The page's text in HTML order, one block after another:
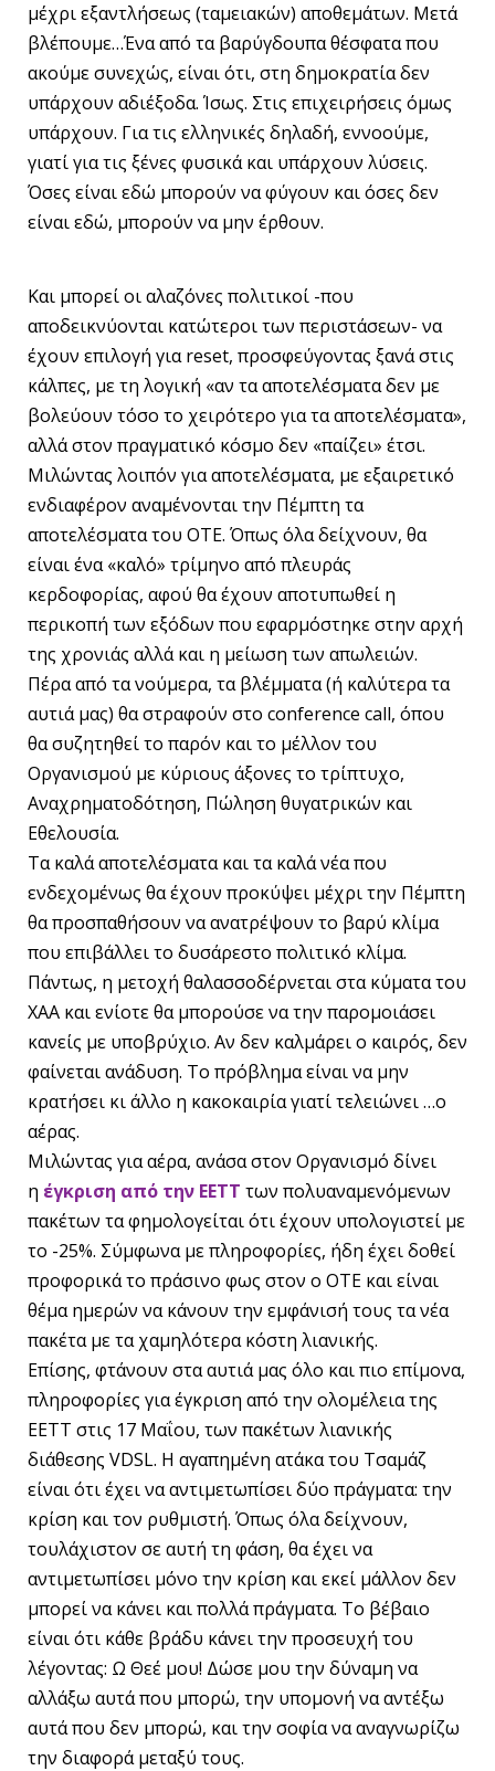
μέχρι εξαντλήσεως (ταμειακών) αποθεμάτων. Μετά
βλέπουμε…Ένα από τα βαρύγδουπα θέσφατα που
ακούμε συνεχώς, είναι ότι, στη δημοκρατία δεν
υπάρχουν αδιέξοδα. Ίσως. Στις επιχειρήσεις όμως
υπάρχουν. Για τις ελληνικές δηλαδή, εννοούμε,
γιατί για τις ξένες φυσικά και υπάρχουν λύσεις.
Όσες είναι εδώ μπορούν να φύγουν και όσες δεν
είναι εδώ, μπορούν να μην έρθουν.
Και μπορεί οι αλαζόνες πολιτικοί -που
αποδεικνύονται κατώτεροι των περιστάσεων- να
έχουν επιλογή για reset, προσφεύγοντας ξανά στις
κάλπες, με τη λογική «αν τα αποτελέσματα δεν με
βολεύουν τόσο το χειρότερο για τα αποτελέσματα»,
αλλά στον πραγματικό κόσμο δεν «παίζει» έτσι.
Μιλώντας λοιπόν για αποτελέσματα, με εξαιρετικό
ενδιαφέρον αναμένονται την Πέμπτη τα
αποτελέσματα του ΟΤΕ. Όπως όλα δείχνουν, θα
είναι ένα «καλό» τρίμηνο από πλευράς
κερδοφορίας, αφού θα έχουν αποτυπωθεί η
περικοπή των εξόδων που εφαρμόστηκε στην αρχή
της χρονιάς αλλά και η μείωση των απωλειών.
Πέρα από τα νούμερα, τα βλέμματα (ή καλύτερα τα
αυτιά μας) θα στραφούν στο conference call, όπου
θα συζητηθεί το παρόν και το μέλλον του
Οργανισμού με κύριους άξονες το τρίπτυχο,
Αναχρηματοδότηση, Πώληση θυγατρικών και
Εθελουσία.
Τα καλά αποτελέσματα και τα καλά νέα που
ενδεχομένως θα έχουν προκύψει μέχρι την Πέμπτη
θα προσπαθήσουν να ανατρέψουν το βαρύ κλίμα
που επιβάλλει το δυσάρεστο πολιτικό κλίμα.
Πάντως, η μετοχή θαλασσοδέρνεται στα κύματα του
ΧΑΑ και ενίοτε θα μπορούσε να την παρομοιάσει
κανείς με υποβρύχιο. Αν δεν καλμάρει ο καιρός, δεν
φαίνεται ανάδυση. Το πρόβλημα είναι να μην
κρατήσει κι άλλο η κακοκαιρία γιατί τελειώνει …ο
αέρας.
Μιλώντας για αέρα, ανάσα στον Οργανισμό δίνει
η έγκριση από την ΕΕΤΤ των πολυαναμενόμενων
πακέτων τα φημολογείται ότι έχουν υπολογιστεί με
το -25%. Σύμφωνα με πληροφορίες, ήδη έχει δοθεί
προφορικά το πράσινο φως στον ο ΟΤΕ και είναι
θέμα ημερών να κάνουν την εμφάνισή τους τα νέα
πακέτα με τα χαμηλότερα κόστη λιανικής.
Επίσης, φτάνουν στα αυτιά μας όλο και πιο επίμονα,
πληροφορίες για έγκριση από την ολομέλεια της
ΕΕΤΤ στις 17 Μαΐου, των πακέτων λιανικής
διάθεσης VDSL. Η αγαπημένη ατάκα του Τσαμάζ
είναι ότι έχει να αντιμετωπίσει δύο πράγματα: την
κρίση και τον ρυθμιστή. Όπως όλα δείχνουν,
τουλάχιστον σε αυτή τη φάση, θα έχει να
αντιμετωπίσει μόνο την κρίση και εκεί μάλλον δεν
μπορεί να κάνει και πολλά πράγματα. Το βέβαιο
είναι ότι κάθε βράδυ κάνει την προσευχή του
λέγοντας: Ω Θεέ μου! Δώσε μου την δύναμη να
αλλάξω αυτά που μπορώ, την υπομονή να αντέξω
αυτά που δεν μπορώ, και την σοφία να αναγνωρίζω
την διαφορά μεταξύ τους.